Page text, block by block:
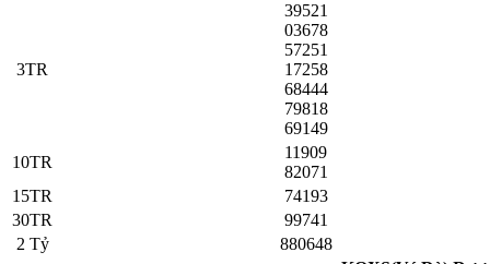
3TR
39521
03678
57251
17258
68444
79818
69149
10TR
11909
82071
15TR
74193
30TR
99741
2 Tỷ
880648